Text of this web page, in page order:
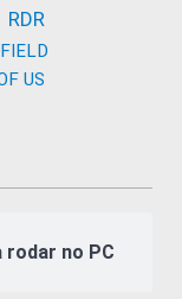
RDR
US
no PC